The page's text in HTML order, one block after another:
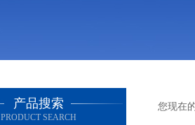
产品搜索
PRODUCT SEARCH
您现在